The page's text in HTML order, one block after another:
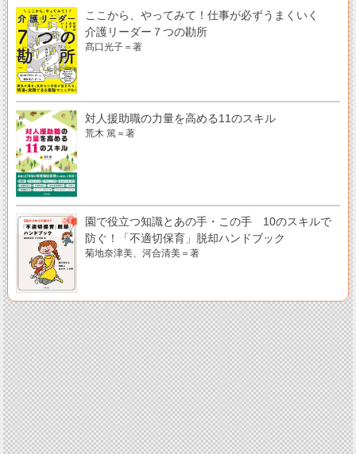
ここから、やってみて！仕事が必ずうまくいく
介護リーダー７つの勘所
髙口光子＝著
対人援助職の力量を高める11のスキル
荒木 篤＝著
園で役立つ知識とあの手・この手 10のスキルで
防ぐ！「不適切保育」脱却ハンドブック
菊地奈津美、河合清美＝著